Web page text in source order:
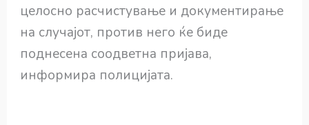
целосно расчистување и документирање
на случајот, против него ќе биде
поднесена соодветна пријава,
информира полицијата.